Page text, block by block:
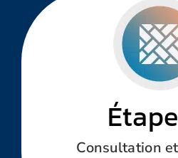
Consultation